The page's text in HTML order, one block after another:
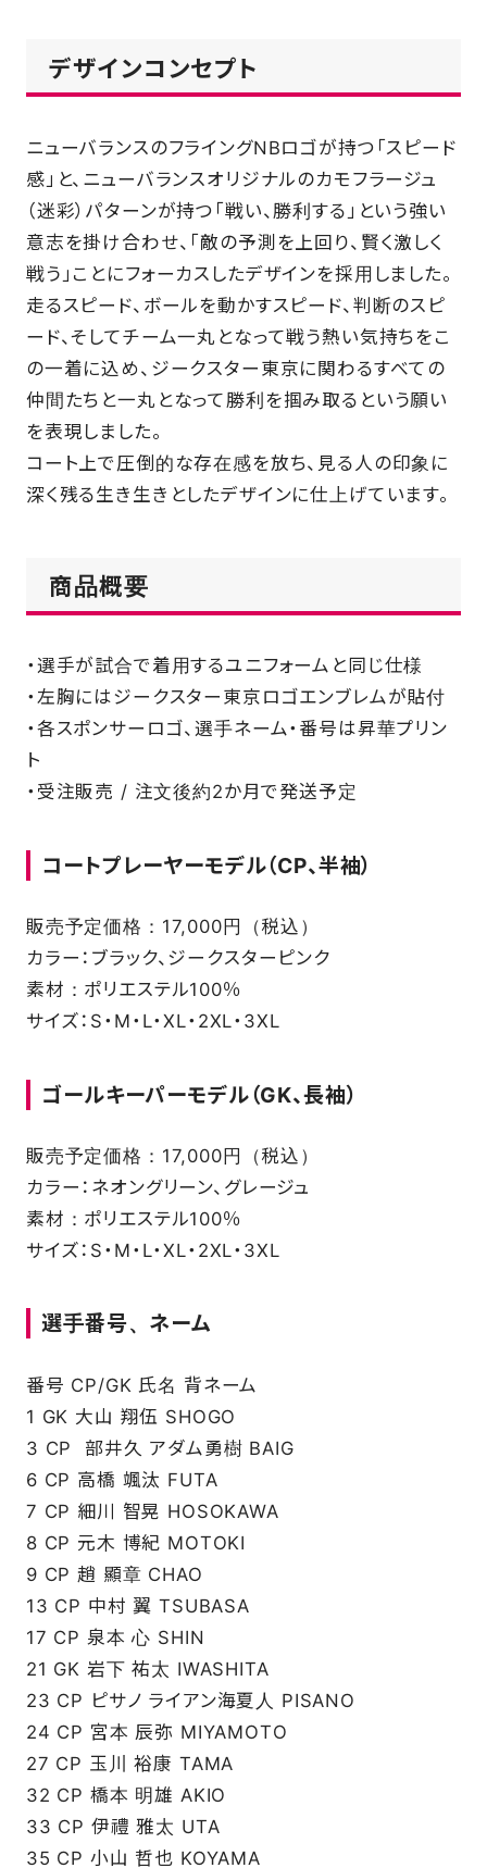
デザインコンセプト
ニューバランスのフライングNBロゴが持つ「スピード
感」と、ニューバランスオリジナルのカモフラージュ
（迷彩）パターンが持つ「戦い、勝利する」という強い
意志を掛け合わせ、「敵の予測を上回り、賢く激しく
戦う」ことにフォーカスしたデザインを採用しました。
走るスピード、ボールを動かすスピード、判断のスピ
ード、そしてチーム一丸となって戦う熱い気持ちをこ
の一着に込め、ジークスター東京に関わるすべての
仲間たちと一丸となって勝利を掴み取るという願い
を表現しました。
コート上で圧倒的な存在感を放ち、見る人の印象に
深く残る生き生きとしたデザインに仕上げています。
商品概要
・選手が試合で着用するユニフォームと同じ仕様
・左胸にはジークスター東京ロゴエンブレムが貼付
・各スポンサーロゴ、選手ネーム・番号は昇華プリン
ト
・受注販売 / 注文後約2か月で発送予定
コートプレーヤーモデル（CP、半袖）
販売予定価格：17,000円（税込）
カラー：ブラック、ジークスターピンク
素材：ポリエステル100％
サイズ：S・M・L・XL・2XL・3XL
ゴールキーパーモデル（GK、長袖）
販売予定価格：17,000円（税込）
カラー：ネオングリーン、グレージュ
素材：ポリエステル100％
サイズ：S・M・L・XL・2XL・3XL
選手番号、ネーム
番号 CP/GK 氏名 背ネーム
1 GK 大山 翔伍 SHOGO
3 CP 部井久 アダム勇樹 BAIG
6 CP 高橋 颯汰 FUTA
7 CP 細川 智晃 HOSOKAWA
8 CP 元木 博紀 MOTOKI
9 CP 趙 顯章 CHAO
13 CP 中村 翼 TSUBASA
17 CP 泉本 心 SHIN
21 GK 岩下 祐太 IWASHITA
23 CP ピサノ ライアン海夏人 PISANO
24 CP 宮本 辰弥 MIYAMOTO
27 CP 玉川 裕康 TAMA
32 CP 橋本 明雄 AKIO
33 CP 伊禮 雅太 UTA
35 CP 小山 哲也 KOYAMA